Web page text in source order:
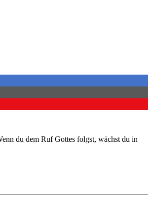
du dem Ruf Gottes folgst, wächst du in